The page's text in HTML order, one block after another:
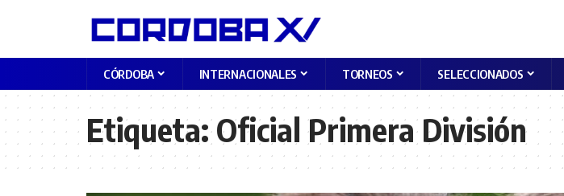
CÓRDOBA INTERNACIONALES TORNEOS SELECCIONADOS
Etiqueta:Oficial Primera División